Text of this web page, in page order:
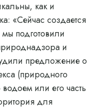
как и
«Сейчас создается
подготовили
и
предложение о
(природного
или его часть
для